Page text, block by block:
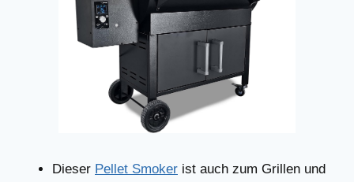
Dieser Pellet Smoker ist auch zum Grillen und